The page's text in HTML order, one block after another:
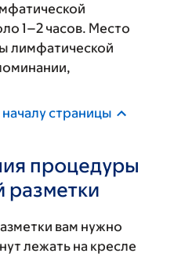
1–2 часов. Место
лимфатической
началу страницы
процедуры
разметки
вам нужно
лежать на кресле